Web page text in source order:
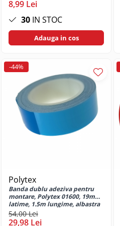
G32
Huse si protectii pentru Motorola
G34 5G
Huse si protectii pentru Motorola
Huse si protectii pentru Motorola
G73
Huse si protectii pentru Motorola
G82
Huse si protectii pentru Motorola
Huse si protectii pentru Motorola
Huse si protectii pentru Motorola
Moto E15
Huse si protectii pentru Motorola
Moto E20
8,99 Lei
30 IN STOC
Adauga in cos
-44%
Polytex
Banda dublu adeziva pentru
montare, Polytex 01600, 19mm
latime, 1.5m lungime, albastra
54,00 Lei
29,98 Lei